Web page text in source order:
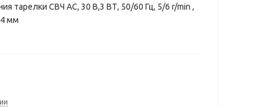
тарелки СВЧ AC, 30 В,3 ВТ, 50/60 Гц, 5/6 r/min ,
мм